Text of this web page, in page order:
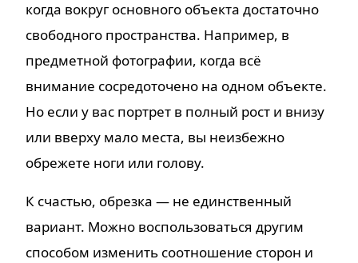
когда вокруг основного объекта достаточно
свободного пространства. Например, в
предметной фотографии, когда всё
внимание сосредоточено на одном объекте.
Но если у вас портрет в полный рост и внизу
или вверху мало места, вы неизбежно
обрежете ноги или голову.
К счастью, обрезка — не единственный
вариант. Можно воспользоваться другим
способом изменить соотношение сторон и